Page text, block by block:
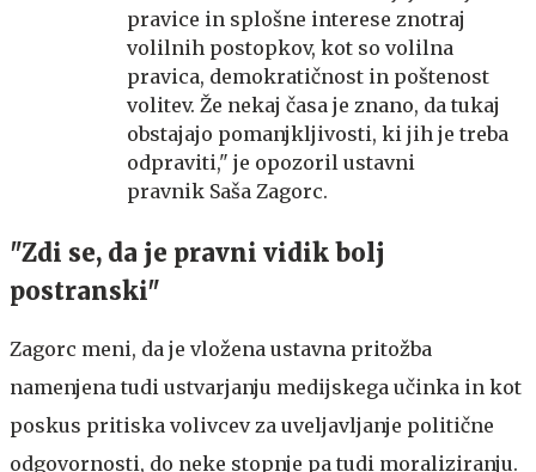
pravice in splošne interese znotraj
volilnih postopkov, kot so volilna
pravica, demokratičnost in poštenost
volitev. Že nekaj časa je znano, da tukaj
obstajajo pomanjkljivosti, ki jih je treba
odpraviti," je opozoril ustavni
pravnik Saša Zagorc.
"Zdi se, da je pravni vidik bolj
postranski"
Zagorc meni, da je vložena ustavna pritožba
namenjena tudi ustvarjanju medijskega učinka in kot
poskus pritiska volivcev za uveljavljanje politične
odgovornosti, do neke stopnje pa tudi moraliziranju.